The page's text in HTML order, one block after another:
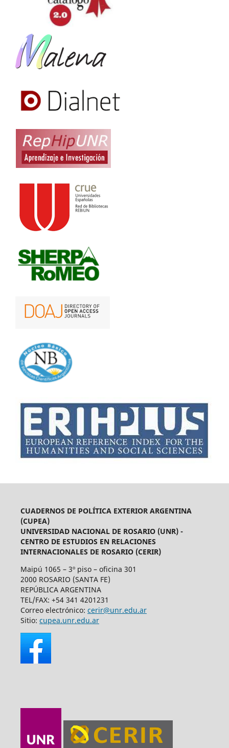
CUADERNOS DE POLÍTICA EXTERIOR ARGENTINA
(CUPEA)
UNIVERSIDAD NACIONAL DE ROSARIO (UNR) -
CENTRO DE ESTUDIOS EN RELACIONES
INTERNACIONALES DE ROSARIO (CERIR)
Maipú 1065 – 3º piso – oficina 301
2000 ROSARIO (SANTA FE)
REPÚBLICA ARGENTINA
TEL/FAX: +54 341 4201231
Correo electrónico: cerir@unr.edu.ar
Sitio: cupea.unr.edu.ar